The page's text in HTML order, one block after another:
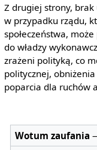
Z drugiej strony, brak
w przypadku rządu,
społeczeństwa,
do władzy
zrażeni polityką, co
politycznej,
poparcia dla ruchów
Wotum zaufania